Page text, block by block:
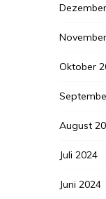
Oktober
August
Juli 2024
Juni 2024